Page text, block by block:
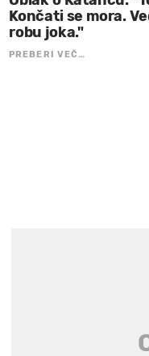
Končati se mora.
robu joka."
PREBERI VEČ…